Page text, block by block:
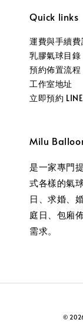
Quick links
運費與手續費
乳膠氣球目錄
預約佈置流程
工作室地址
立即預約
Milu
是一家專門
式各樣的氣
日、求婚、
庭日、包廂
需求。
©